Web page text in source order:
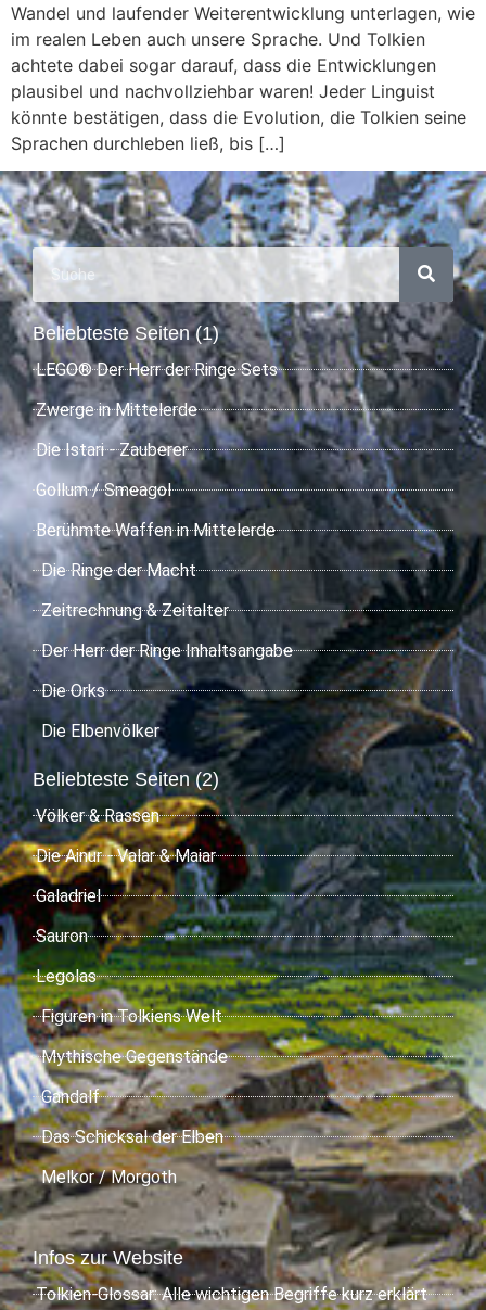
Wandel und laufender Weiterentwicklung unterlagen, wie
im realen Leben auch unsere Sprache. Und Tolkien
achtete dabei sogar darauf, dass die Entwicklungen
plausibel und nachvollziehbar waren! Jeder Linguist
könnte bestätigen, dass die Evolution, die Tolkien seine
Sprachen durchleben ließ, bis […]
Beliebteste Seiten (1)
LEGO® Der Herr der Ringe Sets
Zwerge in Mittelerde
Die Istari - Zauberer
Gollum / Smeagol
Berühmte Waffen in Mittelerde
Die Ringe der Macht
Zeitrechnung & Zeitalter
Der Herr der Ringe Inhaltsangabe
Die Orks
Die Elbenvölker
Beliebteste Seiten (2)
Völker & Rassen
Die Ainur - Valar & Maiar
Galadriel
Sauron
Legolas
Figuren in Tolkiens Welt
Mythische Gegenstände
Gandalf
Das Schicksal der Elben
Melkor / Morgoth
Infos zur Website
Tolkien-Glossar: Alle wichtigen Begriffe kurz erklärt